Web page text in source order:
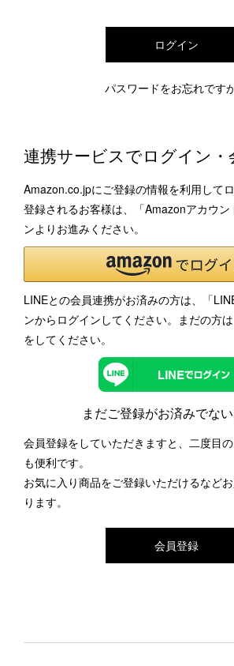
ログイン
パスワードをお忘れです
連携サービスでログイン・
Amazon.co.jpにご登録の情報を利用して
登録されるお客様は、「Amazonアカウン
ンよりお進みください。
LINEとの会員連携がお済みの方は、「
ンからログインしてください。まだの方は
をしてください。
まだご登録がお済みでな
会員登録をしていただきますと、二度目
も便利です。
お気に入り商品をご登録いただけるなど
ります。
会員登録